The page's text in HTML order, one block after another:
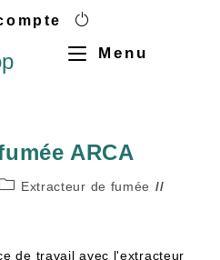
Menu
ARCA
Extracteur de fumée
de travail avec l'extracteur